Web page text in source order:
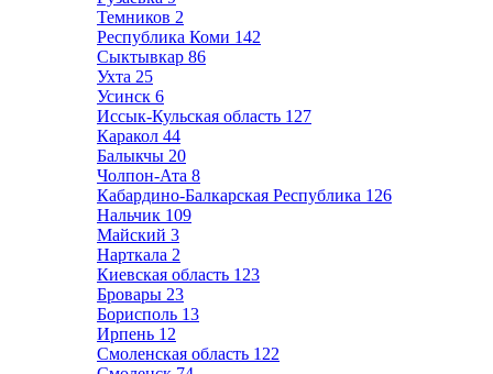
Темников 2
Республика Коми 142
Сыктывкар 86
Ухта 25
Усинск 6
Иссык-Кульская область 127
Каракол 44
Балыкчы 20
Чолпон-Ата 8
Кабардино-Балкарская Республика 126
Нальчик 109
Майский 3
Нарткала 2
Киевская область 123
Бровары 23
Борисполь 13
Ирпень 12
Смоленская область 122